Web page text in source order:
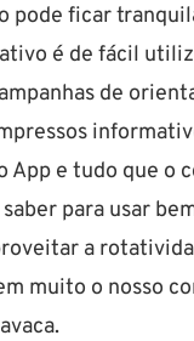
pode ficar
é de fácil
de
App e tudo que o
para usar
a
muito o nosso